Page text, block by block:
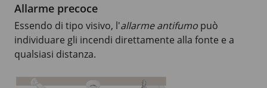
Allarme precoce
Essendo di tipo visivo, l'allarme antifumo può
individuare gli incendi direttamente alla fonte e a
qualsiasi distanza.